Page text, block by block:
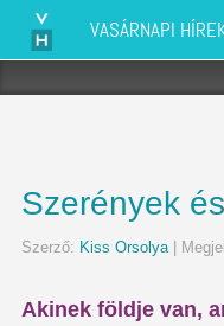
VASÁRNAPI
Szerények
Szerző: Kiss Orsolya|
Akinek földje van,